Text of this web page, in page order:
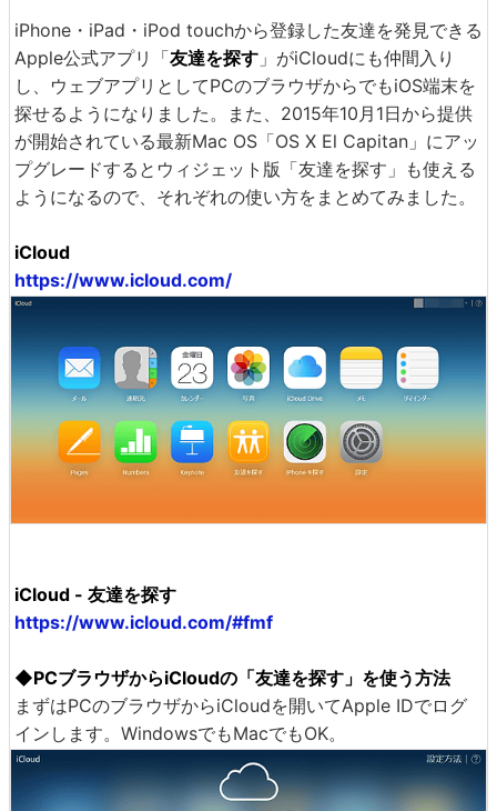
iPhone・iPad・iPod touchから登録した友達を発見できる
Apple公式アプリ「友達を探す 」がiCloudにも仲間入り
し、ウェブアプリとしてPCのブラウザからでもiOS端末を
探せるようになりました。また、2015年10月1日から提供
が開始されている最新Mac OS「OS X El Capitan」にアッ
プグレードするとウィジェット版「友達を探す」も使える
ようになるので、それぞれの使い方をまとめてみました。
iCloud
https://www.icloud.com/
iCloud - 友達を探す
https://www.icloud.com/#fmf
◆PCブラウザからiCloudの「友達を探す」を使う方法
まずはPCのブラウザからiCloudを開いてApple IDでログ
インします。WindowsでもMacでもOK。